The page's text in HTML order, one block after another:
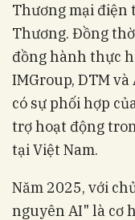
Thương mại điện
Thương. Đồng
đồng hành thực
IMGroup, DTM
có sự phối hợp
trợ hoạt động
tại Việt Nam.
Năm 2025, với
nguyên AI" là cơ